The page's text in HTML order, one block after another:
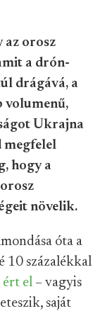
az orosz
a drón-
drágává, a
volumenű,
Ukrajna
megfelel
hogy a
növelik.
óta a
10 százalékkal
ért el – vagyis
saját